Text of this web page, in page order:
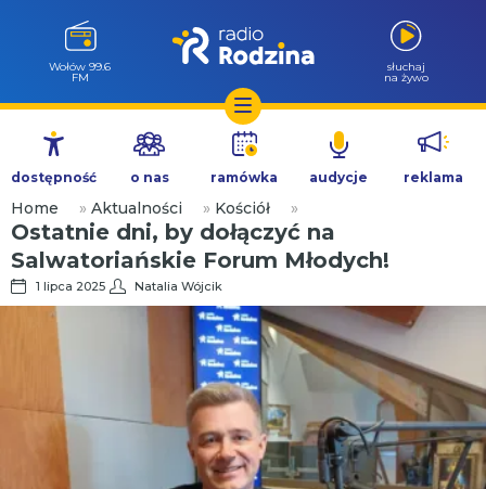
Przejdź
treści
Wołów 99.6
FM
słuchaj
na żywo
dostępność o nas ramówka audycje reklama
Home » Aktualności » Kościół »
Ostatnie dni, by dołączyć na
Salwatoriańskie Forum Młodych!
1 lipca 2025 Natalia Wójcik